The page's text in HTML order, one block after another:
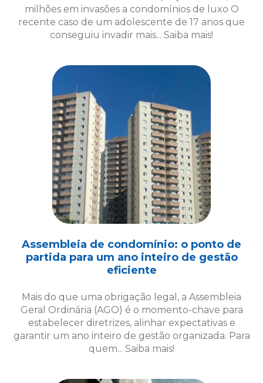
milhões em invasões a condomínios de luxo O
recente caso de um adolescente de 17 anos que
conseguiu invadir mais... Saiba mais!
Assembleia de condomínio: o ponto de
partida para um ano inteiro de gestão
eficiente
Mais do que uma obrigação legal, a Assembleia
Geral Ordinária (AGO) é o momento-chave para
estabelecer diretrizes, alinhar expectativas e
garantir um ano inteiro de gestão organizada. Para
quem... Saiba mais!